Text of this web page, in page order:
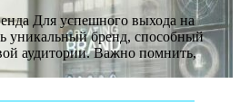
Для успешного выхода на
уникальный бренд, способный
аудитории. Важно помнить,